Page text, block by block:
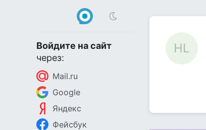
Войдите на сайт
через:
Mail.ru
Google
Яндекс
Фейсбук
HL